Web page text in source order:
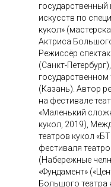
государственный
искусств по
кукол»
Актриса
Режиссёр
(Санкт-
государственном
(Казань). Автор
на фестивале
«Маленький
кукол, 2019),
театров кукол
фестиваля
(Набережные
«Фундамент»
Большого театра